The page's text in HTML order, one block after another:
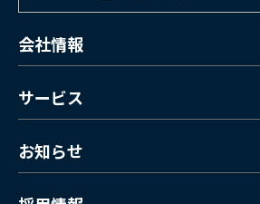
会社情報
サービス
お知らせ